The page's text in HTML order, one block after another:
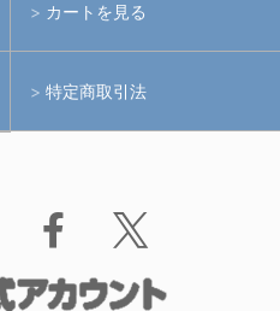
カートを見る
特定商取引法